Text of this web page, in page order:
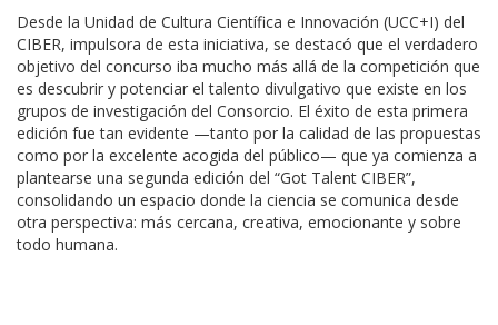
Desde la Unidad de Cultura Científica e Innovación (UCC+I) del
CIBER, impulsora de esta iniciativa, se destacó que el verdadero
objetivo del concurso iba mucho más allá de la competición que
es descubrir y potenciar el talento divulgativo que existe en los
grupos de investigación del Consorcio. El éxito de esta primera
edición fue tan evidente —tanto por la calidad de las propuestas
como por la excelente acogida del público— que ya comienza a
plantearse una segunda edición del “Got Talent CIBER”,
consolidando un espacio donde la ciencia se comunica desde
otra perspectiva: más cercana, creativa, emocionante y sobre
todo humana.